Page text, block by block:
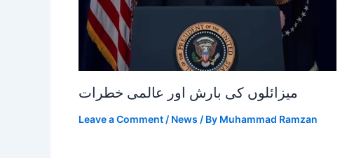
میزائلوں کی بارش اور عالمی خطرات
Leave a Comment / News / By Muhammad Ramzan